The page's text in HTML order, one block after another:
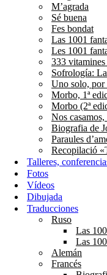
M’agrada
Sé buena
Fes bondat
Las 1001
Les 1001
333 vitamines
Sofrología:
Uno solo, por
Morbo, 1ª
Morbo (2ª
Nos
Biografia de
Paraules
Recopilació
Talleres,
Fotos
Vídeos
Dibujada
Traducciones
Ruso
Las
Las
Alemán
Francés